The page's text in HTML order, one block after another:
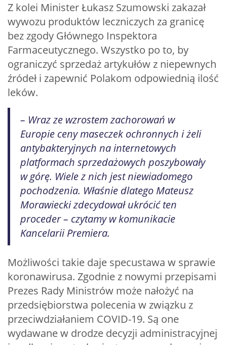
Z kolei Minister Łukasz Szumowski zakazał
wywozu produktów leczniczych za granicę
bez zgody Głównego Inspektora
Farmaceutycznego. Wszystko po to, by
ograniczyć sprzedaż artykułów z niepewnych
źródeł i zapewnić Polakom odpowiednią ilość
leków.
– Wraz ze wzrostem zachorowań w
Europie ceny maseczek ochronnych i żeli
antybakteryjnych na internetowych
platformach sprzedażowych poszybowały
w górę. Wiele z nich jest niewiadomego
pochodzenia. Właśnie dlatego Mateusz
Morawiecki zdecydował ukrócić ten
proceder – czytamy w komunikacie
Kancelarii Premiera.
Możliwości takie daje specustawa w sprawie
koronawirusa. Zgodnie z nowymi przepisami
Prezes Rady Ministrów może nałożyć na
przedsiębiorstwa polecenia w związku z
przeciwdziałaniem COVID-19. Są one
wydawane w drodze decyzji administracyjnej